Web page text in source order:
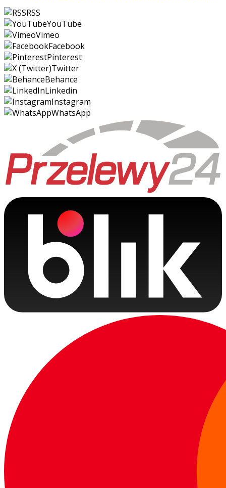
RSS
YouTube
Vimeo
Facebook
Pinterest
Twitter
Behance
Linkedin
Instagram
WhatsApp